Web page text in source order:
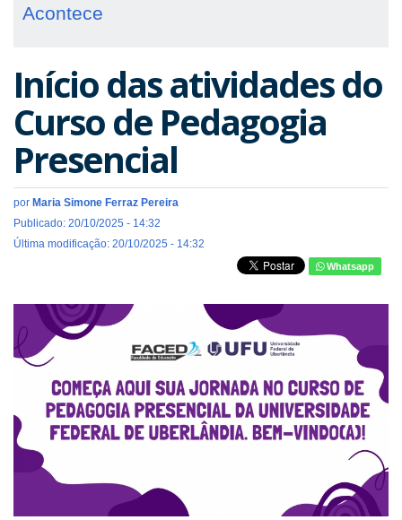
Acontece
Início das atividades do
Curso de Pedagogia
Presencial
por Maria Simone Ferraz Pereira
Publicado: 20/10/2025 - 14:32
Última modificação: 20/10/2025 - 14:32
Whatsapp